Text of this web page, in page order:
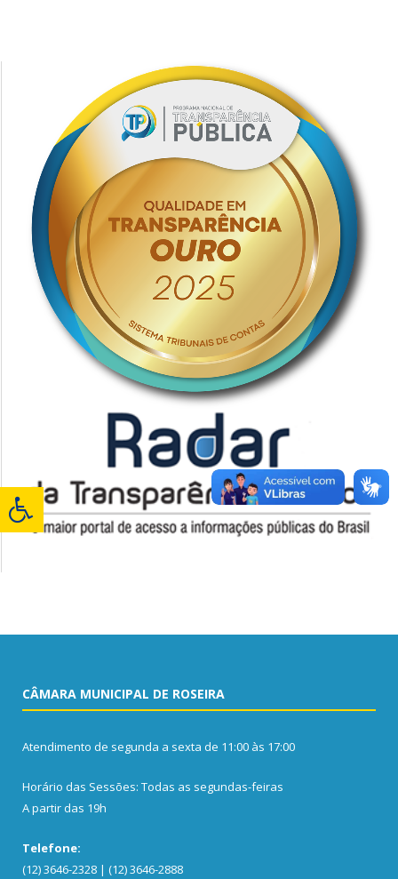
CÂMARA MUNICIPAL DE ROSEIRA
Atendimento de segunda a sexta de 11:00 às 17:00
Horário das Sessões: Todas as segundas-feiras
A partir das 19h
Telefone:
(12) 3646-2328 | (12) 3646-2888